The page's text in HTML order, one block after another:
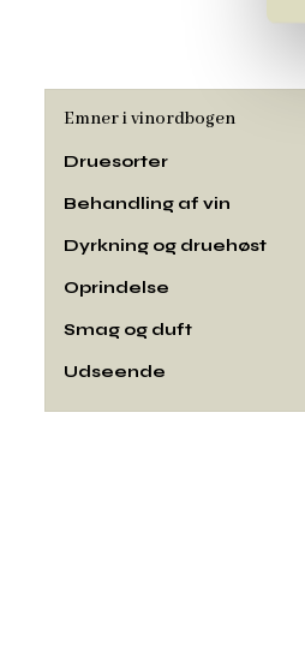
Emner i vinordbogen
Druesorter
Behandling af vin
Dyrkning og druehøst
Oprindelse
Smag og duft
Udseende